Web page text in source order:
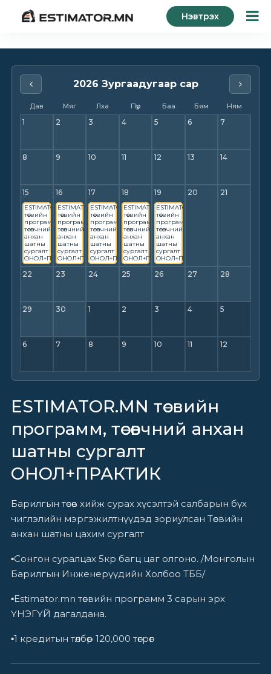
Нэвтрэх
2026 Зургаадугаар сар
Дав Мяг Лха Пүр Баа Бям Ням
1 2 3 4 5 6 7
8 9 10 11 12 13 14
15
ESTIMATOR.MN
төсвийн
программ,
төсөвчний
анхан
шатны
сургалт
ОНОЛ+ПРАКТИК
16
ESTIMATOR.MN
төсвийн
программ,
төсөвчний
анхан
шатны
сургалт
ОНОЛ+ПРАКТИК
17
ESTIMATOR.MN
төсвийн
программ,
төсөвчний
анхан
шатны
сургалт
ОНОЛ+ПРАКТИК
18
ESTIMATOR.MN
төсвийн
программ,
төсөвчний
анхан
шатны
сургалт
ОНОЛ+ПРАКТИК
19
ESTIMATOR.MN
төсвийн
программ,
төсөвчний
анхан
шатны
сургалт
ОНОЛ+ПРАКТИК
20 21
22 23 24 25 26 27 28
29 30 1 2 3 4 5
6 7 8 9 10 11 12
ESTIMATOR.MN төсвийн
программ, төсөвчний анхан
шатны сургалт
ОНОЛ+ПРАКТИК
Барилгын төсөв хийж сурах хүсэлтэй салбарын бүх
чиглэлийн мэргэжилтнүүдэд зориулсан Төсвийн
анхан шатны цахим сургалт
▪️Сонгон суралцах 5кр багц цаг олгоно. /Монголын
Барилгын Инженерүүдийн Холбоо ТББ/
▪️Estimator.mn төсвийн программ 3 сарын эрх
ҮНЭГҮЙ дагалдана.
▪️1 кредитын төлбөр 120,000 төгрөг